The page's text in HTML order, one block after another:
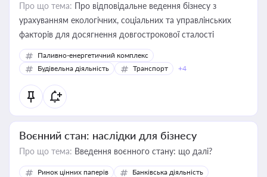
Про що тема: Про відповідальне ведення бізнесу з
урахуванням екологічних, соціальних та управлінських
факторів для досягнення довгострокової сталості
Паливно-енергетичний комплекс
Будівельна діяльність
Транспорт +4
Воєнний стан: наслідки для бізнесу
Про що тема: Введення воєнного стану: що далі?
Ринок цінних паперів
Банківська діяльність